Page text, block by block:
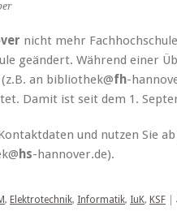
nicht mehr
geändert. Während einer
an bibliothek@fh-
Damit ist seit dem 1.
und nutzen Sie
hs-hannover.de).
, Elektrotechnik, Informatik, IuK, KSF |